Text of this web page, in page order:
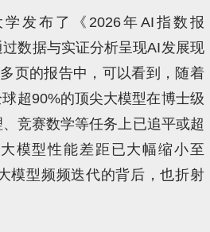
发布了《2026年AI指数报
数据与实证分析呈现AI发展现
页的报告中，可以看到，随着
超90%的顶尖大模型在博士级
竞赛数学等任务上已追平或超
模型性能差距已大幅缩小至
模型频频迭代的背后，也折射